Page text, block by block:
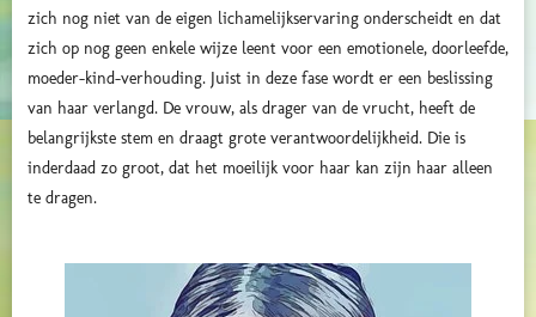
zich nog niet van de eigen lichamelijkservaring onderscheidt en dat
zich op nog geen enkele wijze leent voor een emotionele, doorleefde,
moeder-kind-verhouding. Juist in deze fase wordt er een beslissing
van haar verlangd. De vrouw, als drager van de vrucht, heeft de
belangrijkste stem en draagt grote verantwoordelijkheid. Die is
inderdaad zo groot, dat het moeilijk voor haar kan zijn haar alleen
te dragen.